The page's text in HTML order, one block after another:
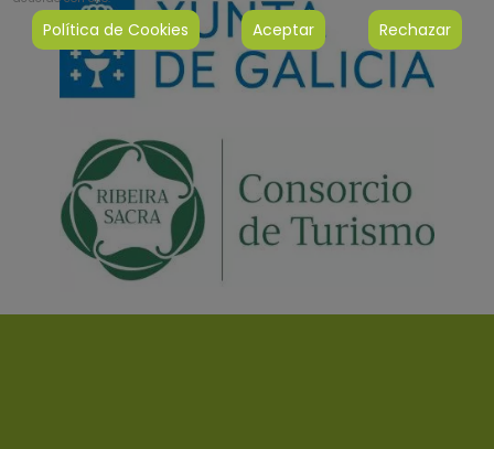
Política de Cookies Aceptar Rechazar